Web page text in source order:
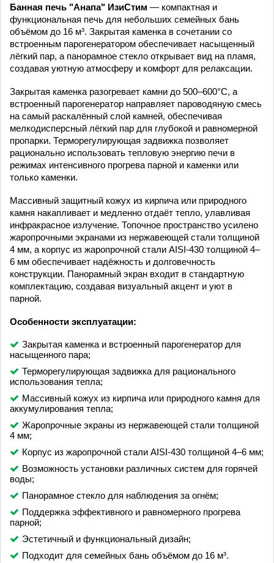
Банная печь "Анапа" ИзиСтим — компактная и
функциональная печь для небольших семейных бань
объёмом до 16 м³. Закрытая каменка в сочетании со
встроенным парогенератором обеспечивает насыщенный
лёгкий пар, а панорамное стекло открывает вид на пламя,
создавая уютную атмосферу и комфорт для релаксации.
Закрытая каменка разогревает камни до 500–600°C, а
встроенный парогенератор направляет пароводяную смесь
на самый раскалённый слой камней, обеспечивая
мелкодисперсный лёгкий пар для глубокой и равномерной
пропарки. Терморегулирующая задвижка позволяет
рационально использовать тепловую энергию печи в
режимах интенсивного прогрева парной и каменки или
только каменки.
Массивный защитный кожух из кирпича или природного
камня накапливает и медленно отдаёт тепло, улавливая
инфракрасное излучение. Топочное пространство усилено
жаропрочными экранами из нержавеющей стали толщиной
4 мм, а корпус из жаропрочной стали AISI-430 толщиной 4–
6 мм обеспечивает надёжность и долговечность
конструкции. Панорамный экран входит в стандартную
комплектацию, создавая визуальный акцент и уют в
парной.
Особенности эксплуатации:
Закрытая каменка и встроенный парогенератор для
насыщенного пара;
Терморегулирующая задвижка для рационального
использования тепла;
Массивный кожух из кирпича или природного камня для
аккумулирования тепла;
Жаропрочные экраны из нержавеющей стали толщиной
4 мм;
Корпус из жаропрочной стали AISI-430 толщиной 4–6 мм;
Возможность установки различных систем для горячей
воды;
Панорамное стекло для наблюдения за огнём;
Поддержка эффективного и равномерного прогрева
парной;
Эстетичный и функциональный дизайн;
Подходит для семейных бань объёмом до 16 м³.